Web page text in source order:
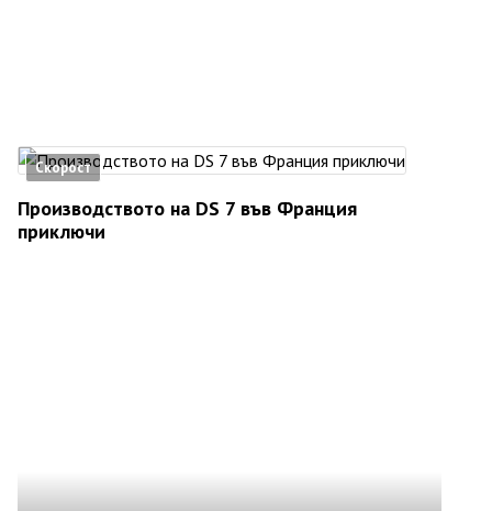
Скорост
Производството на DS 7 във Франция
приключи